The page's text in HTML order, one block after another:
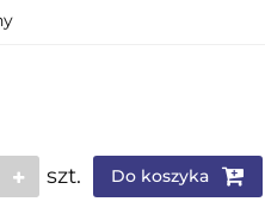
szt. Do koszyka